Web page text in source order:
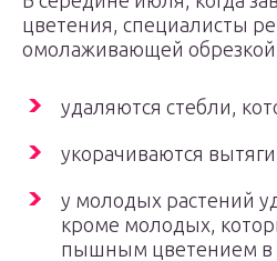
цветения, специалисты
омолаживающей
удаляются стебли,
укорачиваются
у молодых растений
кроме молодых,
пышным цветением в